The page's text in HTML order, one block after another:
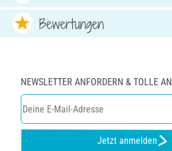
Bewertungen
NEWSLETTER ANFORDERN & TOLLE
Jetzt anmelden